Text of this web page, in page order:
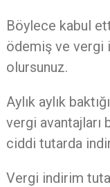
Böylece kabul
ödemiş ve vergi
olursunuz.
Aylık aylık
vergi avantajları
ciddi tutarda
Vergi indirim